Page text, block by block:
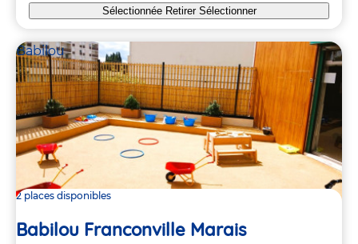
Sélectionnée Retirer Sélectionner
Babilou
2 places disponibles
Babilou Franconville Marais